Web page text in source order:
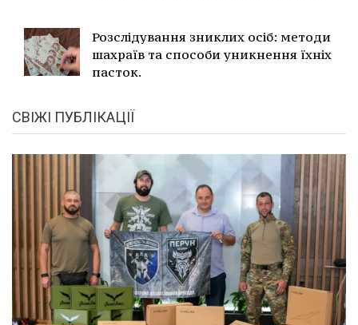
Розслідування зниклих осіб: методи
шахраїв та способи уникнення їхніх
пасток.
СВІЖІ ПУБЛІКАЦІЇ